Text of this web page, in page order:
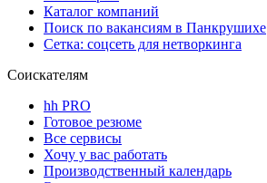
Каталог компаний
Поиск по вакансиям в Панкрушихе
Сетка: соцсеть для нетворкинга
Соискателям
hh PRO
Готовое резюме
Все сервисы
Хочу у вас работать
Производственный календарь